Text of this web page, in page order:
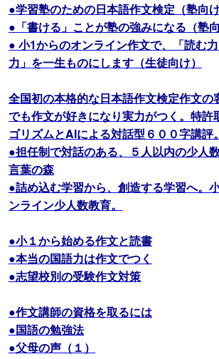
●学習塾のための日本語作文検定（塾向け
●「書ける」ことが塾の強みになる（塾向
● 小1からのオンライン作文で、「読む
力」を一生ものにします（生徒向け）
全国初の本格的な日本語作文検定作文の
でも作文が好きになり実力がつく。特許
ゴリズムとAIによる対話型６００字講評
●担任制で対話のある、５人以内の少人
言葉の森
●詰め込む学習から、創造する学習へ。
ンライン少人数教育。
●小１から始める作文と読書
●本当の国語力は作文でつく
●志望校別の受験作文対策
●作文講師の資格を取るには
●国語の勉強法
●父母の声（１）